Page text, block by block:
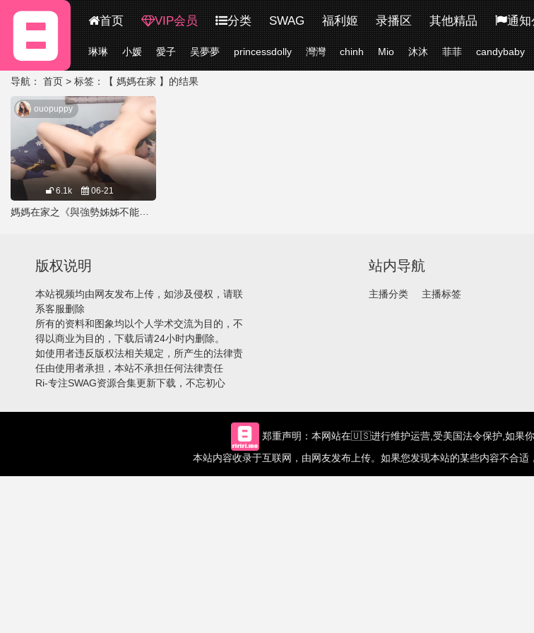
首页 VIP会员 分类 SWAG 福利姬 录播区 其他精品 通知
琳琳 小媛 愛子 吴夢夢 princessdolly 灣灣 chinh Mio 沐沐 菲菲 candybaby
更多
导航： 首页 > 标签：【 媽媽在家 】的结果
6.1k 06-21
ouopuppy
版权说明
本站视频均由网友发布上传，如涉及侵权，请联
系客服删除
所有的资料和图象均以个人学术交流为目的，不
得以商业为目的，下载后请24小时内删除。
如使用者违反版权法相关规定，所产生的法律责
任由使用者承担，本站不承担任何法律责任
Ri-专注SWAG资源合集更新下载，不忘初心
站内导航
主播分类 主播标签
郑重声明：本网站在🇺🇸进行维护运营,受美国法令保护,如果
本站内容收录于互联网，由网友发布上传。如果您发现本站的某些内容不合